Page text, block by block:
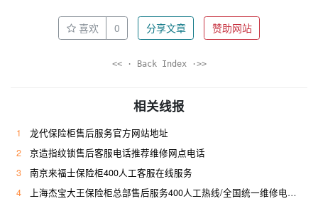
喜欢 0 分享文章 赞助网站
<< · Back Index ·>>
相关线报
1
龙代保险柜售后服务官方网站地址
2
京造指纹锁售后客服电话推荐维修网点电话
3
南京来福士保险柜400人工客服在线服务
4
上海杰宝大王保险柜总部售后服务400人工热线/全国统一维修电话是多少